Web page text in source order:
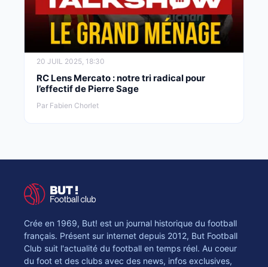
20 JUIL 2025, 18:30
RC Lens Mercato : notre tri radical pour
l’effectif de Pierre Sage
Par Fabien Chorlet
Crée en 1969, But! est un journal historique du football
français. Présent sur internet depuis 2012, But Football
Club suit l'actualité du football en temps réel. Au coeur
du foot et des clubs avec des news, infos exclusives,